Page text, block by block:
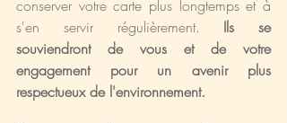
conserver votre carte plus longtemps et à
s'en servir régulièrement. Ils se
souviendront de vous et de votre
engagement pour un avenir plus
respectueux de l'environnement.